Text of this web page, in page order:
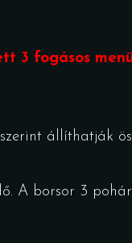
3 fogásos
állíthatják
A borsor 3